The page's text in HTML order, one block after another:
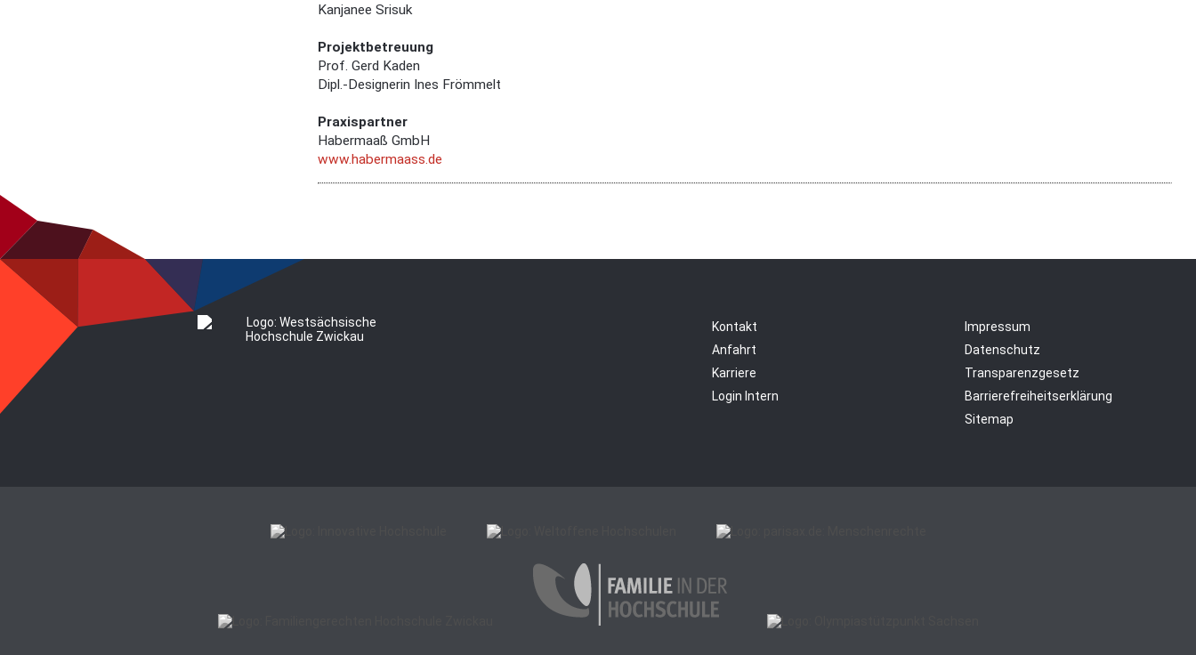
Kanjanee Srisuk
Projektbetreuung
Prof. Gerd Kaden
Dipl.-Designerin Ines Frömmelt
Praxispartner
Habermaaß GmbH
www.habermaass.de
Kontakt
Anfahrt
Karriere
Login Intern
Impressum
Datenschutz
Transparenzgesetz
Barrierefreiheitserklärung
Sitemap